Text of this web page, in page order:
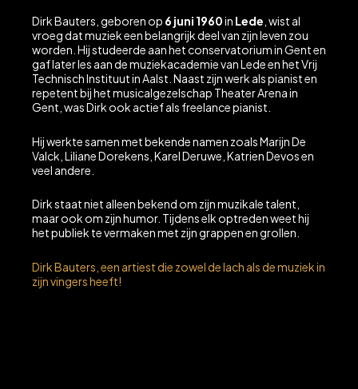
e
b
o
o
k
k
i
f
y
Dirk Bauters, geboren op 6 juni 1960in Lede , wist al
vroeg dat muziek een belangrijk deel van zijn leven zou
worden. Hij studeerde aan het conservatorium in Gent en
gaf later les aan de muziekacademie van Lede en het Vrij
Technisch Instituut in Aalst. Naast zijn werk als pianist en
repetent bij het musicalgezelschap Theater Arena in
Gent, was Dirk ook actief als freelance pianist.
Hij werkte samen met bekende namen zoals Marijn De
Valck, Liliane Dorekens, Karel Deruwe, Katrien Devos en
veel andere.
Dirk staat niet alleen bekend om zijn muzikale talent,
maar ook om zijn humor. Tijdens elk optreden weet hij
het publiek te vermaken met zijn grappen en grollen.
Dirk Bauters, een artiest die zowel de lach als de muziek in
zijn vingers heeft!